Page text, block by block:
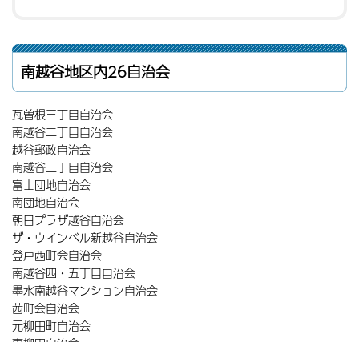
南越谷地区内26自治会
瓦曽根三丁目自治会
南越谷二丁目自治会
越谷郵政自治会
南越谷三丁目自治会
富士団地自治会
南団地自治会
朝日プラザ越谷自治会
ザ・ウインベル新越谷自治会
登戸西町会自治会
南越谷四・五丁目自治会
墨水南越谷マンション自治会
茜町会自治会
元柳田町自治会